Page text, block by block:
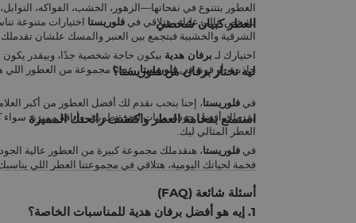
العطور بتتنوع في نفحاتها—الزهور، الخشب، الفواكه،
لشخص غالي عليك، هتلاقي في فلوريستا اختيارات متنوعة
الشرقية والخشبية فبتجمع بين العنبر والمسك علشان
العطر كبيان شخصي
اختيارك لـ برفان هدية بيكون حاجة شخصية جدًا، وبيقدر
جاذبية، أو قوة. فيفلوريستا، عندنا مجموعة من العطورليه تختار برفان من فلوريستا؟
في فلوريستا، إحنا بنحب نقدم لك أفضل العطور من أكبر
يقدملك أفضل جودة، وثبات لفترة طويلة، وأناقة مميزة.
العطر المثالي ليك.
استمتع بفخامة العطر واكتشف رائحتك المميزة
في فلوريستا، هنقدملك مجموعة كبيرة من العطور عالية
فخمة لحياتك اليومية، هتلاقي في مجموعتنا العطر اللي
أسئلة شائعة (FAQ)
1. إيه هو أفضل برفان هدية للمناسبات الخاصة؟